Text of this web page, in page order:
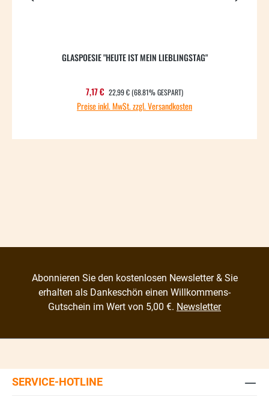
GLASPOESIE "HEUTE IST MEIN LIEBLINGSTAG"
Verkaufspreis:
7,17 € REGULÄRER PREIS:
22,99 €(68.81% GESPART)
Preise inkl. MwSt. zzgl. Versandkosten
Abonnieren Sie den kostenlosen Newsletter & Sie
erhalten als Dankeschön einen Willkommens-
Gutschein im Wert von 5,00 €. Newsletter
SERVICE-HOTLINE